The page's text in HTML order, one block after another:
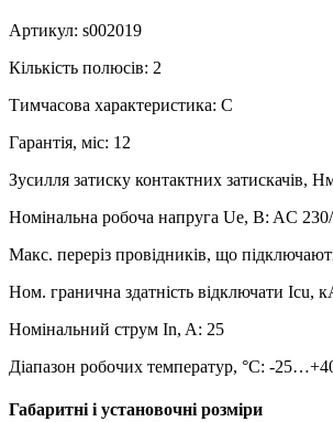
Артикул: s002019
Кількість полюсів: 2
Тимчасова характеристика: C
Гарантія, міс: 12
Зусилля затиску контактних затискачів,
Номінальна робоча напруга Ue, B: AC
Макс. переріз провідників, що
Ном. гранична здатність відключати Icu,
Номінальний струм In, A: 25
Діапазон робочих температур, °С: -
Габаритні і установочні розміри